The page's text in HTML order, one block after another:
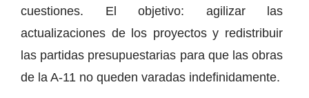
cuestiones. El objetivo: agilizar las
actualizaciones de los proyectos y redistribuir
las partidas presupuestarias para que las obras
de la A-11 no queden varadas indefinidamente.